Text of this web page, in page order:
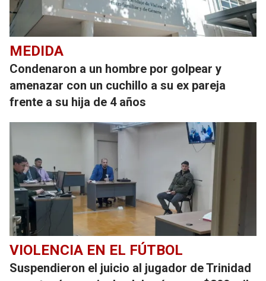
MEDIDA
Condenaron a un hombre por golpear y
amenazar con un cuchillo a su ex pareja
frente a su hija de 4 años
VIOLENCIA EN EL FÚTBOL
Suspendieron el juicio al jugador de Trinidad